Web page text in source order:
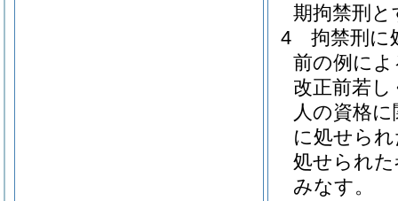
期拘禁刑と
4
拘禁刑に
前の例に
改正前若
人の資格
に処せら
処せられ
みなす。